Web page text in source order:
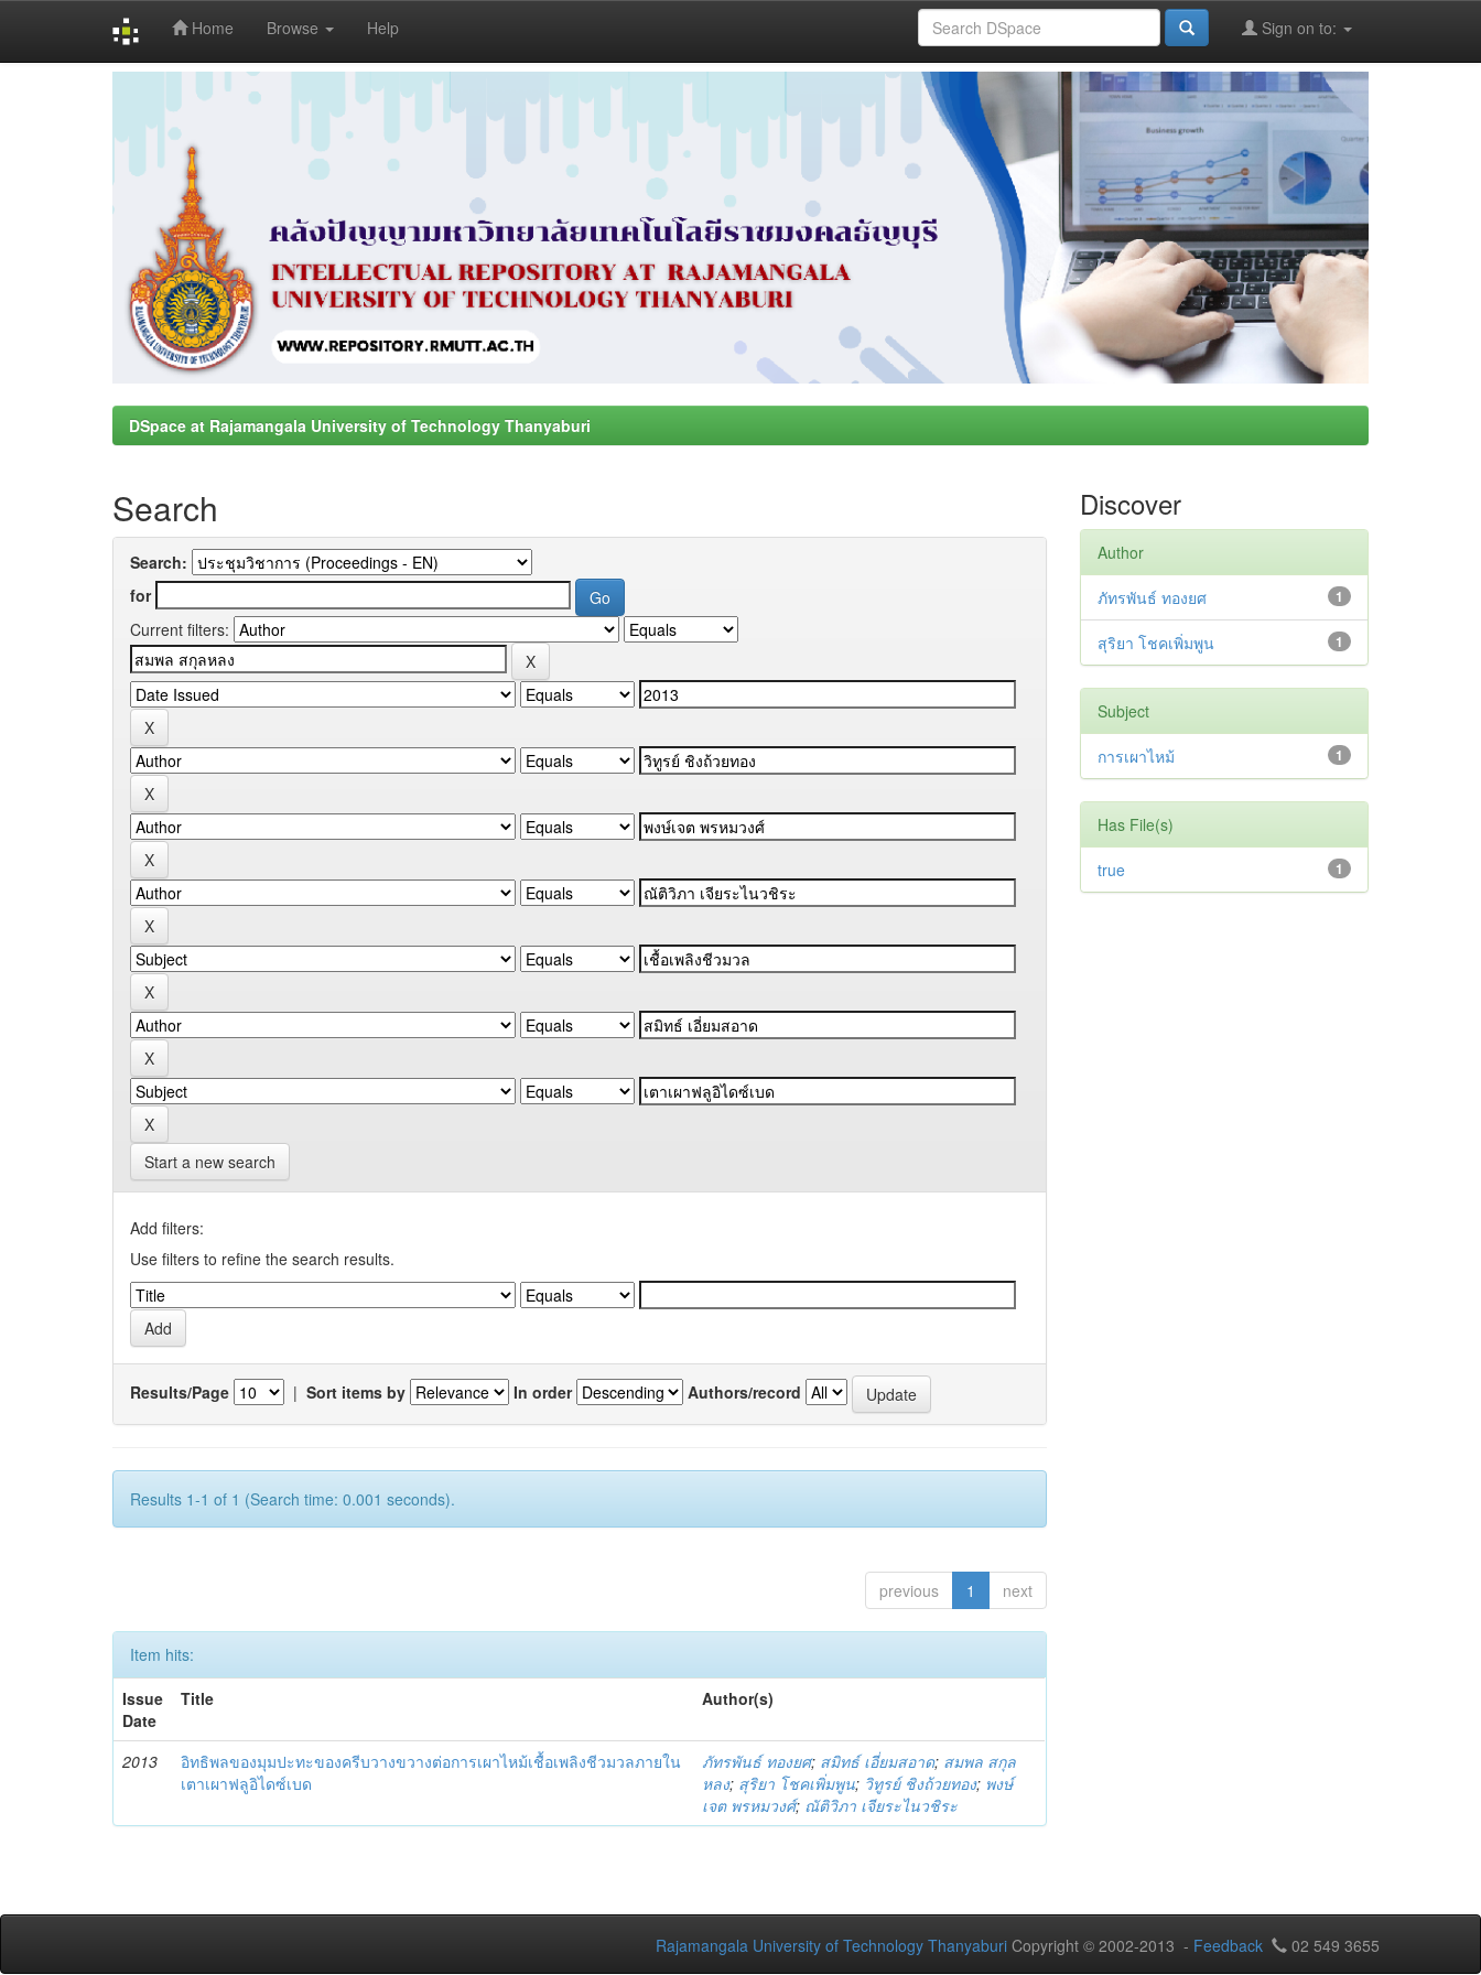
Home Browse Help Sign on to:
DSpace at Rajamangala University of Technology Thanyaburi
Search
Search:
for
Current filters:
Start a new search
Add filters:
Use filters to refine the search results.
Results/Page | Sort items by In order Authors/record
Results 1-1 of 1 (Search time: 0.001 seconds).
previous 1 next
Item hits:
Issue
Date
Title Author(s)
2013
อิทธิพลของมุมปะทะของครีบวางขวางต่อการเผาไหม้เชื้อเพลิงชีวมวลภายใน
เตาเผาฟลูอิไดซ์เบด
ภัทรพันธ์ ทองยศ; สมิทธ์ เอี่ยมสอาด; สมพล สกุล
หลง; สุริยา โชคเพิ่มพูน; วิทูรย์ ชิงถ้วยทอง; พงษ์
เจต พรหมวงศ์; ณัติวิภา เจียระไนวชิระ
Discover
Author
1
ภัทรพันธ์ ทองยศ
1
สุริยา โชคเพิ่มพูน
Subject
1
การเผาไหม้
Has File(s)
1
true
Rajamangala University of Technology Thanyaburi Copyright © 2002-2013 - Feedback 02 549 3655